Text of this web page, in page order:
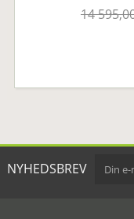
hængeskabe, disse
(øverst til højre).
udstyret
14
NYHEDSBREV